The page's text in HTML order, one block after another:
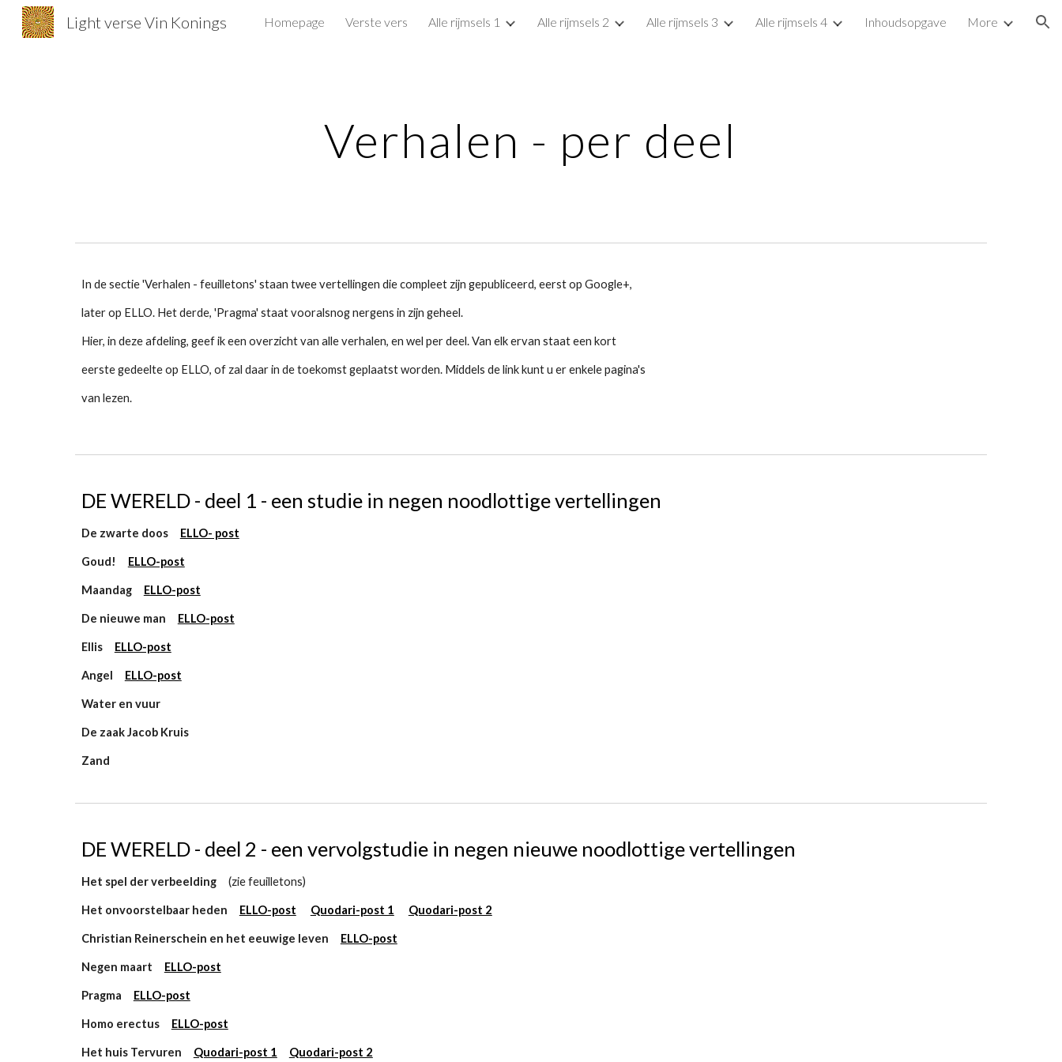
Skip to main content Skip to navigation
Light verse Vin Konings Homepage Verste vers Alle rijmsels 1 Alle rijmsels 2 Alle rijmsels 3 Alle rijmsels 4 Inhoudsopgave More
Verhalen - per deel
In de sectie 'Verhalen - feuilletons' staan twee vertellingen die compleet zijn gepubliceerd, eerst op Google+,
later op ELLO. Het derde, 'Pragma' staat vooralsnog nergens in zijn geheel.
Hier, in deze afdeling, geef ik een overzicht van alle verhalen, en wel per deel. Van elk ervan staat een kort
eerste gedeelte op ELLO, of zal daar in de toekomst geplaatst worden. Middels de link kunt u er enkele pagina's
van lezen.
DE WERELD - deel 1 - een studie in negen noodlottige vertellingen
De zwarte doos ELLO- post
Goud! ELLO-post
Maandag ELLO-post
De nieuwe man ELLO-post
Ellis ELLO-post
Angel ELLO-post
Water en vuur
De zaak Jacob Kruis
Zand
DE WERELD - deel 2 - een vervolgstudie in negen nieuwe noodlottige vertellingen
Het spel der verbeelding (zie feuilletons)
Het onvoorstelbaar heden ELLO-post Quodari-post 1 Quodari-post 2
Christian Reinerschein en het eeuwige leven ELLO-post
Negen maart ELLO-post
Pragma ELLO-post
Homo erectus ELLO-post
Het huis Tervuren Quodari-post 1 Quodari-post 2